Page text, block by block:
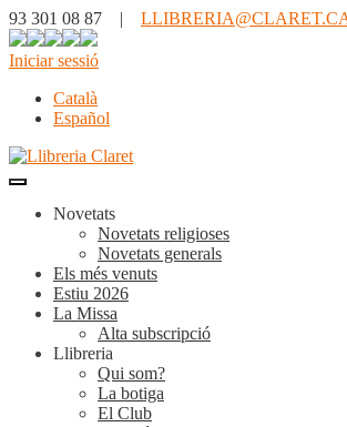
93 301 08 87 |
Iniciar sessió
Català
Español
Novetats
Novetats religioses
Novetats generals
Els més venuts
Estiu 2026
La Missa
Alta subscripció
Llibreria
Qui som?
La botiga
El Club